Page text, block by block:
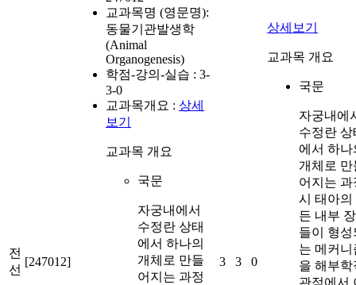
전
선
[247012]
교과목명 (영문명):
동물기관발생학
(Animal
Organogenesis)
학점-강의-실습 : 3-
3-0
교과목개요 : 상세
보기
교과목 개요
국문
자궁내에서
수정란 상태
에서 하나의
개체로 만들
어지는 과정
3 3 0
상세보기
교과목 개요
국문
자궁내에
수정란 상
에서 하나
개체로 만
어지는 과
시 태아의
든 내부
들이 형성
는 메커니
을 해부학